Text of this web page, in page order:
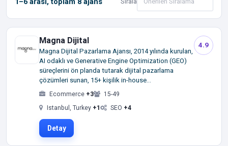
Magna Dijital
Magna Dijital Pazarlama Ajansı, 2014 yılında kurulan,
AI odaklı ve Generative Engine Optimization (GEO)
süreçlerini ön planda tutarak dijital pazarlama
çözümleri sunan, 15+ kişilik in-house...
Ecommerce +3
15-49
Istanbul, Turkey +1 SEO +4
Detay
4.9